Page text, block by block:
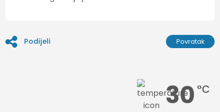
Podijeli Povratak
30 °C